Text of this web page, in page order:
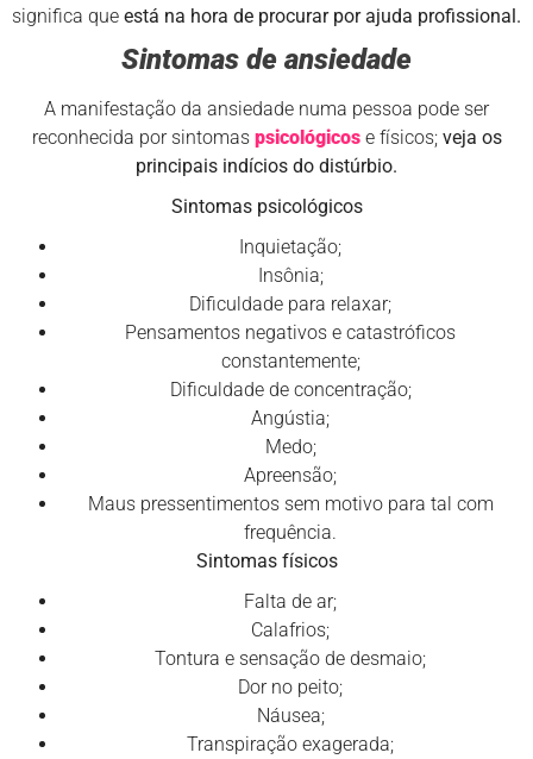
significa que está na hora de procurar por ajuda profissional.
Sintomas de ansiedade
A manifestação da ansiedade numa pessoa pode ser
reconhecida por sintomas psicológicose físicos; veja os
principais indícios do distúrbio.
Sintomas psicológicos
Inquietação;
Insônia;
Dificuldade para relaxar;
Pensamentos negativos e catastróficos
constantemente;
Dificuldade de concentração;
Angústia;
Medo;
Apreensão;
Maus pressentimentos sem motivo para tal com
frequência.
Sintomas físicos
Falta de ar;
Calafrios;
Tontura e sensação de desmaio;
Dor no peito;
Náusea;
Transpiração exagerada;